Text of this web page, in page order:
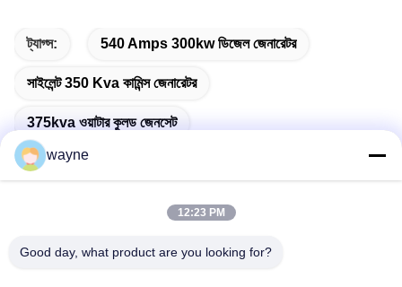
ট্যাগ্স: 540 Amps 300kw ডিজেল জেনারেটর
সাইলেন্ট 350 Kva কামিন্স জেনারেটর
375kva ওয়াটার কুলড জেনসেট
wayne
12:23 PM
Good day, what product are you looking for?